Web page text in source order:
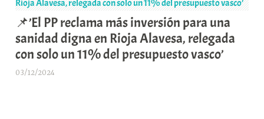
📌’El PP reclama más inversión para una
sanidad digna en Rioja Alavesa, relegada
con solo un 11% del presupuesto vasco’
03/12/2024